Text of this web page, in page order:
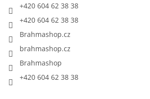
+420 604 62 38 38
+420 604 62 38 38
Brahmashop.cz
brahmashop.cz
Brahmashop
+420 604 62 38 38